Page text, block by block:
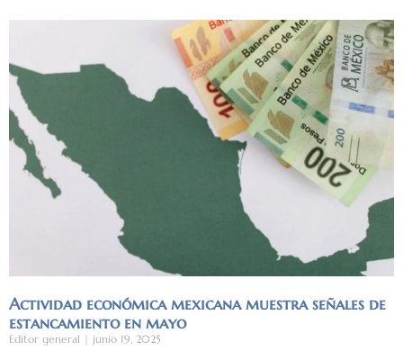
Actividad económica mexicana muestra señales de
estancamiento en mayo
Editor general junio 19, 2025